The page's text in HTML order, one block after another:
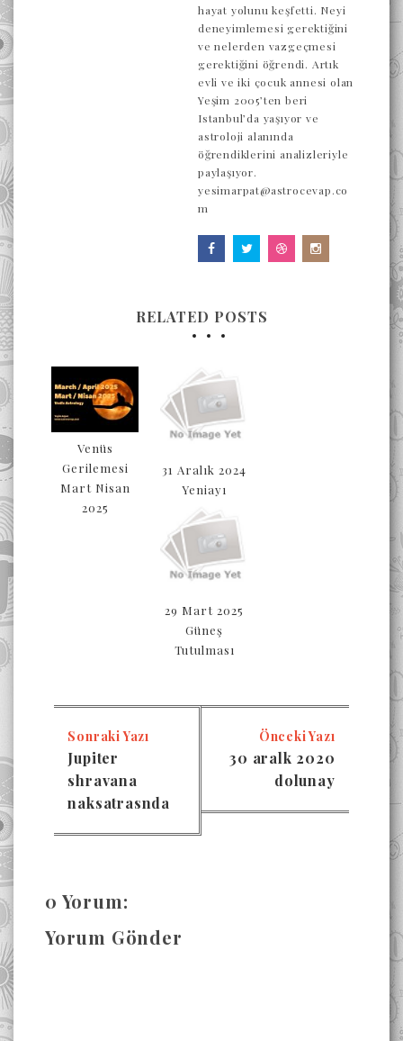
hayat yolunu keşfetti. Neyi
deneyimlemesi gerektiğini
ve nelerden vazgeçmesi
gerektiğini öğrendi. Artık
evli ve iki çocuk annesi olan
Yeşim 2005’ten beri
Istanbul’da yaşıyor ve
astroloji alanında
öğrendiklerini analizleriyle
paylaşıyor.
yesimarpat@astrocevap.co
m
RELATED POSTS
Venüs
Gerilemesi
Mart Nisan
2025
31 Aralık 2024
Yeniayı
29 Mart 2025
Güneş
Tutulması
Sonraki Yazı
Jupiter
shravana
naksatrasnda
Önceki Yazı
30 aralk 2020
dolunay
0 Yorum:
Yorum Gönder